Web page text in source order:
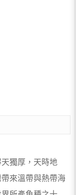
獨厚，天時地
來溫帶與熱帶海